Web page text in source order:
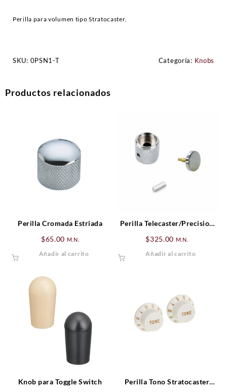
Perilla para volumen tipo Stratocaster.
SKU: 0PSN1-T Categoría: Knobs
Productos relacionados
Perilla Cromada Estriada
$65.00 M.N.
Añadir al carrito
Perilla Telecaster/Precision
Assembly
$325.00 M.N.
Añadir al carrito
Knob para Toggle Switch
Perilla Tono Stratocaster